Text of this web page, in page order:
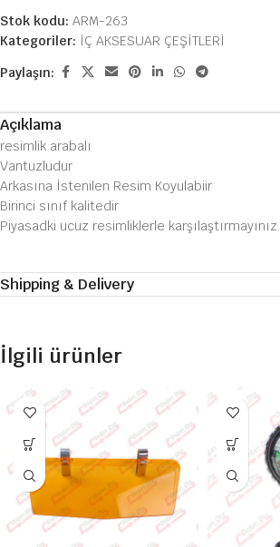
Stok kodu: ARM-263
Kategoriler: İÇ AKSESUAR ÇEŞİTLERİ
Paylaşın:
Açıklama
resimlik arabalı
Vantuzludur
Arkasına İstenilen Resim Koyulabiir
Birinci sınıf kalitedir
Piyasadki ucuz resimliklerle karşılaştırmayınız.
Shipping & Delivery
İlgili ürünler